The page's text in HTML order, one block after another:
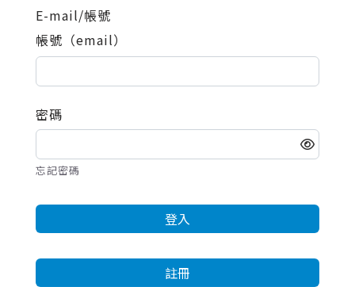
E-mail/帳號
帳號（email）
密碼
忘記密碼
登入
註冊